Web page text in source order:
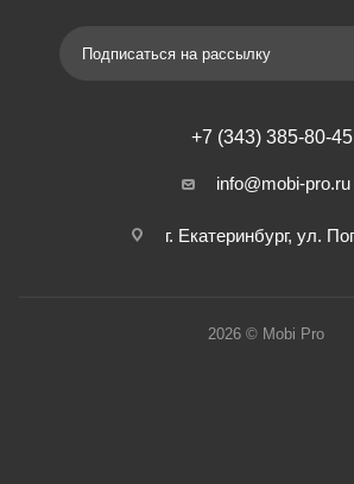
Подписаться на рассылку
+7 (343) 385-80-45
info@mobi-pro.ru
г. Екатеринбург, ул.
2026 © Mobi Pro